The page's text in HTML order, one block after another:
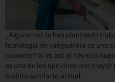
¿Alguna vez te has planteado
tecnología de vanguardia se une
paciente? Si es así, el Técnico
es una de las opciones con
ámbito sanitario actual.